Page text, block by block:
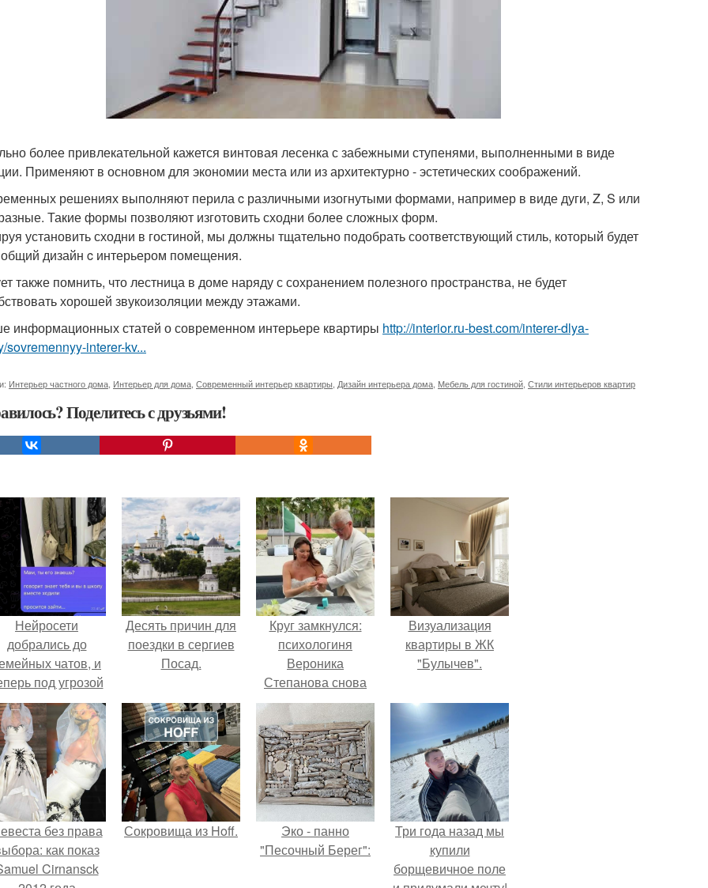
более привлекательной кажется винтовая лесенка с забежными ступенями, выполненными в виде
Применяют в основном для экономии места или из архитектурно - эстетических соображений.
решениях выполняют перила c различными изогнутыми формами, например в виде дуги, Z, S или
Такие формы позволяют изготовить сходни более сложных форм.
установить сходни в гостиной, мы должны тщательно подобрать соответствующий стиль, который будет
дизайн c интерьером помещения.
также помнить, что лестница в доме наряду с сохранением полезного пространства, не будет
хорошей звукоизоляции между этажами.
информационных статей о современном интерьере квартиры http://interior.ru-best.com/interer-dlya-
sovremennyy-interer-kv...
Интерьер частного дома Интерьер для дома Современный интерьер квартиры Дизайн интерьера дома Мебель для гостиной Стили интерьеров квартир
Поделитесь с друзьями!
Нейросети
добрались до
чатов, и
под угрозой
мамины нервы.
Десять причин для
поездки в сергиев
Посад.
Круг замкнулся:
психологиня
Вероника
Степанова снова
вышла замуж за
собственного
бывшего мужа.
Визуализация
квартиры в ЖК
"Булычев".
без права
как показ
Cirnansck
Сокровища из Hoff.
Эко - панно
"Песочный Берег":
Три года назад мы
купили
борщевичное поле